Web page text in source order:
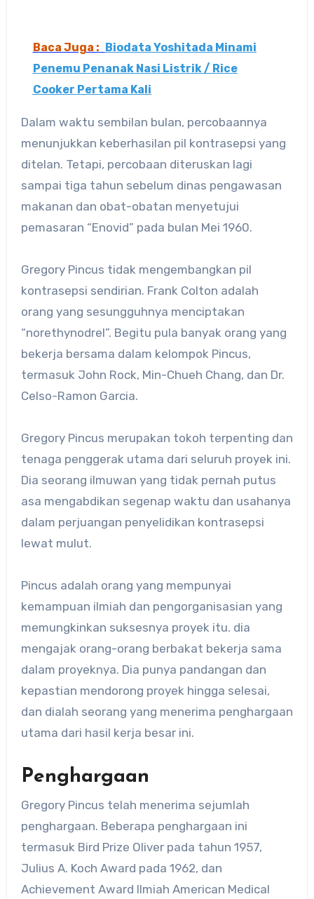
Baca Juga :
Biodata Yoshitada Minami
Penemu Penanak Nasi Listrik / Rice
Cooker Pertama Kali
Dalam waktu sembilan bulan, percobaannya
menunjukkan keberhasilan pil kontrasepsi yang
ditelan. Tetapi, percobaan diteruskan lagi
sampai tiga tahun sebelum dinas pengawasan
makanan dan obat-obatan menyetujui
pemasaran “Enovid” pada bulan Mei 1960.
Gregory Pincus tidak mengembangkan pil
kontrasepsi sendirian. Frank Colton adalah
orang yang sesungguhnya menciptakan
“norethynodrel”. Begitu pula banyak orang yang
bekerja bersama dalam kelompok Pincus,
termasuk John Rock, Min-Chueh Chang, dan Dr.
Celso-Ramon Garcia.
Gregory Pincus merupakan tokoh terpenting dan
tenaga penggerak utama dari seluruh proyek ini.
Dia seorang ilmuwan yang tidak pernah putus
asa mengabdikan segenap waktu dan usahanya
dalam perjuangan penyelidikan kontrasepsi
lewat mulut.
Pincus adalah orang yang mempunyai
kemampuan ilmiah dan pengorganisasian yang
memungkinkan suksesnya proyek itu. dia
mengajak orang-orang berbakat bekerja sama
dalam proyeknya. Dia punya pandangan dan
kepastian mendorong proyek hingga selesai,
dan dialah seorang yang menerima penghargaan
utama dari hasil kerja besar ini.
Penghargaan
Gregory Pincus telah menerima sejumlah
penghargaan. Beberapa penghargaan ini
termasuk Bird Prize Oliver pada tahun 1957,
Julius A. Koch Award pada 1962, dan
Achievement Award Ilmiah American Medical